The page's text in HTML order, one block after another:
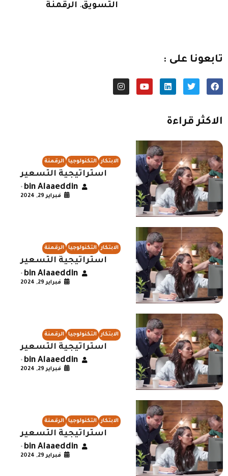
تابعونا على :
الاكثر قراءة
الابتكار التكنولوجيا الرقمنة
استراتيجية التسعير
bin Alaaeddin
•
فبراير 29, 2024
الابتكار التكنولوجيا الرقمنة
استراتيجية التسعير
bin Alaaeddin
•
فبراير 29, 2024
الابتكار التكنولوجيا الرقمنة
استراتيجية التسعير
bin Alaaeddin
•
فبراير 29, 2024
الابتكار التكنولوجيا الرقمنة
استراتيجية التسعير
bin Alaaeddin
•
فبراير 29, 2024
التسويق, الرقمنة